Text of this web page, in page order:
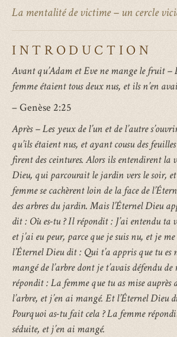
La mentalité de victime – un cercle
INTRODUCTION
Avant qu’Adam et Eve ne mange le fruit –
femme étaient tous deux nus, et ils n’en
– Genèse 2:25
Après – Les yeux de l’un et de l’autre
qu’ils étaient nus, et ayant cousu des
firent des ceintures. Alors ils entendirent la
Dieu, qui parcourait le jardin vers le soir, et
femme se cachèrent loin de la face de
des arbres du jardin. Mais l’Éternel Dieu
dit : Où es-tu ? Il répondit : J’ai entendu ta
et j’ai eu peur, parce que je suis nu, et je
l’Éternel Dieu dit : Qui t’a appris que tu es
mangé de l’arbre dont je t’avais défendu de
répondit : La femme que tu as mise auprès
l’arbre, et j’en ai mangé. Et l’Éternel Dieu
Pourquoi as-tu fait cela ? La femme
séduite, et j’en ai mangé.